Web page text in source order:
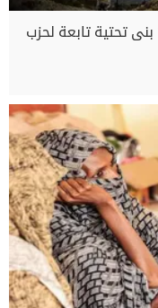
الجيش الإسرائيلي يعلن استهداف 10 بنى تحتية تابعة لحزب